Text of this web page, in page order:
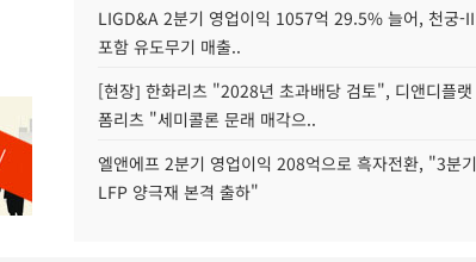
LIGD&A 2분기 영업이익 1057억 29.5% 늘어, 천궁-II
포함 유도무기 매출..
[현장] 한화리츠 "2028년 초과배당 검토", 디앤디플랫
폼리츠 "세미콜론 문래 매각으..
엘앤에프 2분기 영업이익 208억으로 흑자전환, "3분기
LFP 양극재 본격 출하"